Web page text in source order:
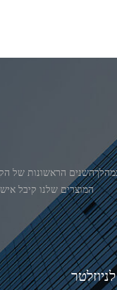
המוצרים שלנו קיבל אישור מן
לניוזלטר